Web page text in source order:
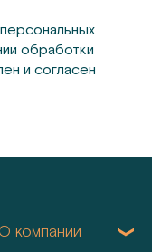
обработки
и согласен
О компании